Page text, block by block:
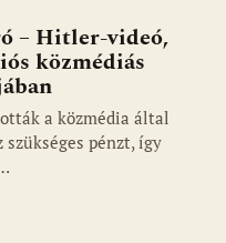
– Hitler-videó,
közmédiás
a közmédia által
pénzt, így